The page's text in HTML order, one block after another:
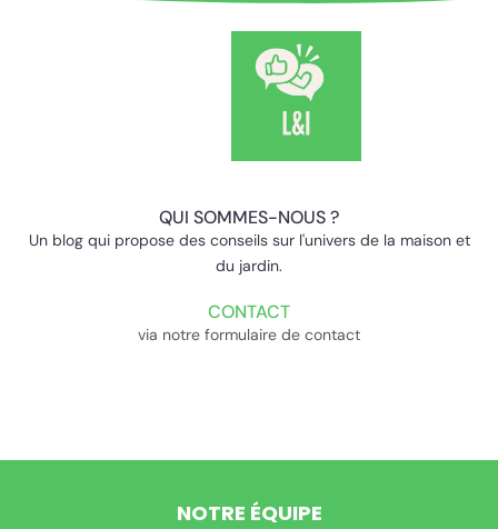
QUI SOMMES-NOUS ?
Un blog qui propose des conseils sur l'univers de la maison et
du jardin.
CONTACT
via notre formulaire de contact
NOTRE ÉQUIPE